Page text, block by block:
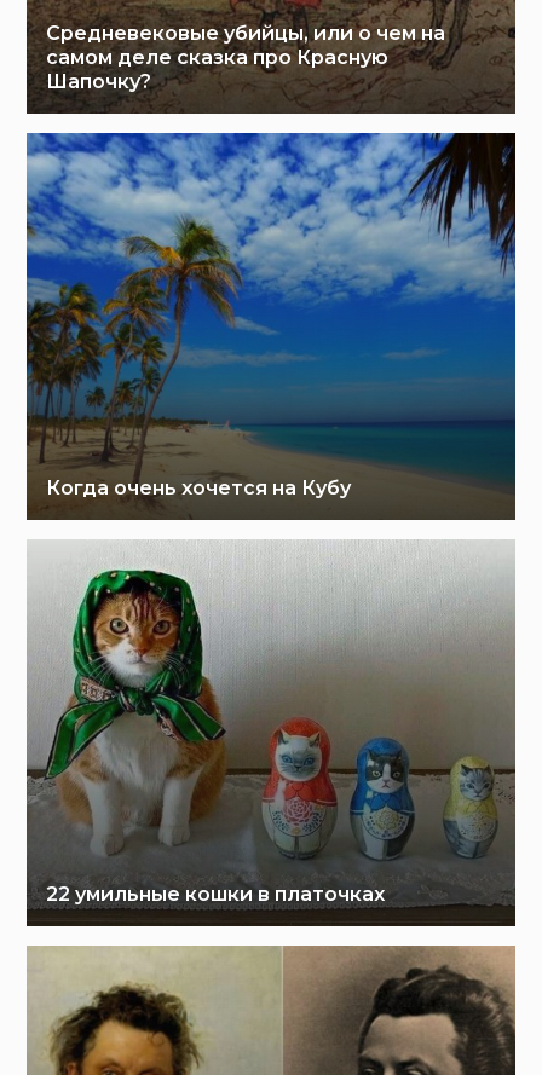
Средневековые убийцы, или о чем на
самом деле сказка про Красную
Шапочку?
Когда очень хочется на Кубу
22 умильные кошки в платочках